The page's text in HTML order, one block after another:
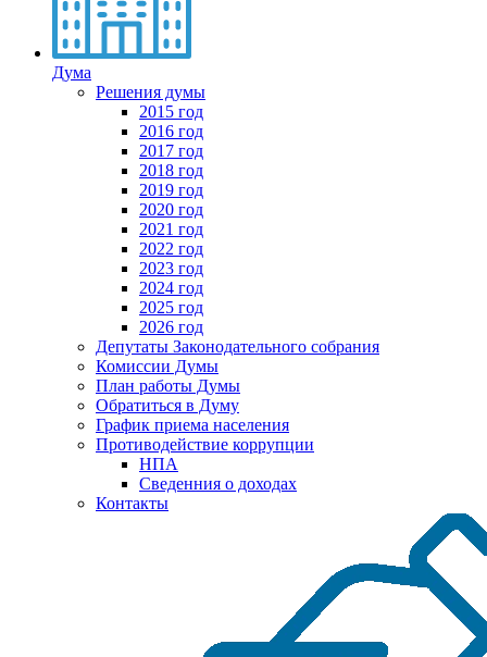
Дума
Решения думы
2015 год
2016 год
2017 год
2018 год
2019 год
2020 год
2021 год
2022 год
2023 год
2024 год
2025 год
2026 год
Депутаты Законодательного собрания
Комиссии Думы
План работы Думы
Обратиться в Думу
График приема населения
Противодействие коррупции
НПА
Сведенния о доходах
Контакты